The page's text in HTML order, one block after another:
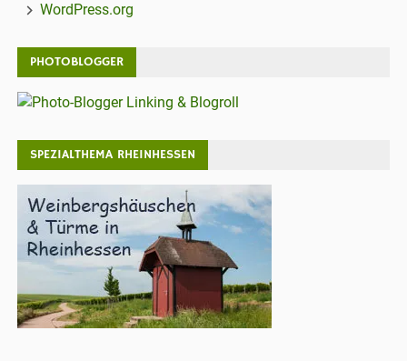
WordPress.org
PHOTOBLOGGER
SPEZIALTHEMA RHEINHESSEN